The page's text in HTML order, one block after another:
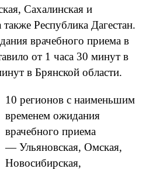
Сахалинская и
Республика Дагестан.
врачебного приема в
от 1 часа 30 минут в
в Брянской области.
10 регионов с наименьшим
временем ожидания
врачебного приема
— Ульяновская, Омская,
Новосибирская,